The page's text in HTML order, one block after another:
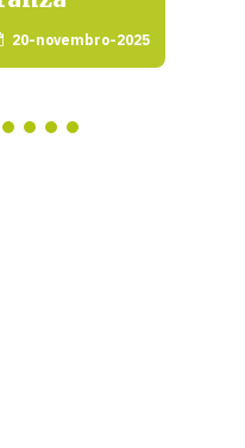
20-novembro-2025